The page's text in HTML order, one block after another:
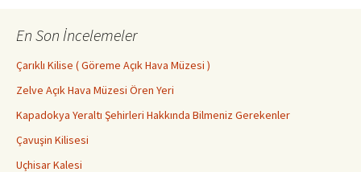
En Son İncelemeler
Çarıklı Kilise ( Göreme Açık Hava Müzesi )
Zelve Açık Hava Müzesi Ören Yeri
Kapadokya Yeraltı Şehirleri Hakkında Bilmeniz Gerekenler
Çavuşin Kilisesi
Uçhisar Kalesi